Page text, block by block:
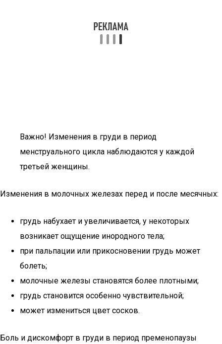
Важно! Изменения в груди в период
менструального цикла наблюдаются у каждой
третьей женщины.
Изменения в молочных железах перед и после месячных:
грудь набухает и увеличивается, у некоторых
возникает ощущение инородного тела;
при пальпации или прикосновении грудь может
болеть;
молочные железы становятся более плотными;
грудь становится особенно чувствительной;
может измениться цвет сосков.
Боль и дискомфорт в груди в период пременопаузы